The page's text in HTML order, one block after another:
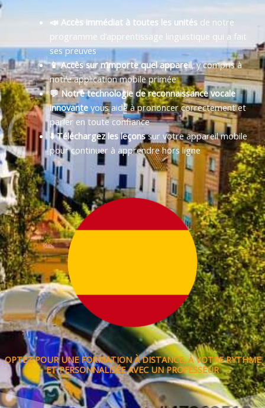
📣 Accès immédiat à toutes les unitésde notre
programme d’apprentissage linguistique qui a fait
ses preuves
📱 Accès sur n’importe quel appareil, y compris à
notre application mobile primée
💬 Notre technologie de reconnaissance vocale
innovantevous aide à prononcer correctement et
parler en toute confiance
⬇️ Téléchargez les leçonssur votre appareil mobile
pour continuer à apprendre hors ligne
OPTEZ POUR UNE FORMATION À DISTANCE, À VOTRE RYTHME
ET PERSONNALISÉE AVEC UN PROFESSEUR